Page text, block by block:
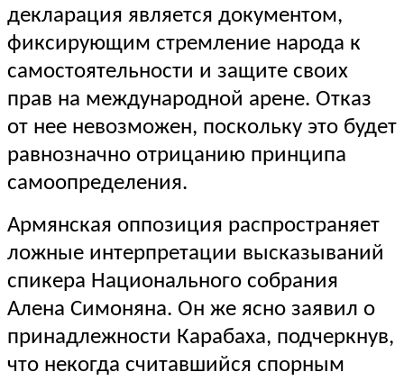
декларация является документом,
фиксирующим стремление народа к
самостоятельности и защите своих
прав на международной арене. Отказ
от нее невозможен, поскольку это будет
равнозначно отрицанию принципа
самоопределения.
Армянская оппозиция распространяет
ложные интерпретации высказываний
спикера Национального собрания
Алена Симоняна. Он же ясно заявил о
принадлежности Карабаха, подчеркнув,
что некогда считавшийся спорным